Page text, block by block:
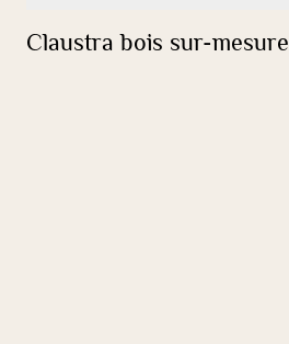
Claustra bois sur-mesure